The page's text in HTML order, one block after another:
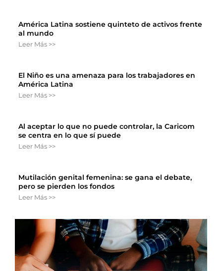
América Latina sostiene quinteto de activos frente
al mundo
Leer Más >>
El Niño es una amenaza para los trabajadores en
América Latina
Leer Más >>
Al aceptar lo que no puede controlar, la Caricom
se centra en lo que sí puede
Leer Más >>
Mutilación genital femenina: se gana el debate,
pero se pierden los fondos
Leer Más >>